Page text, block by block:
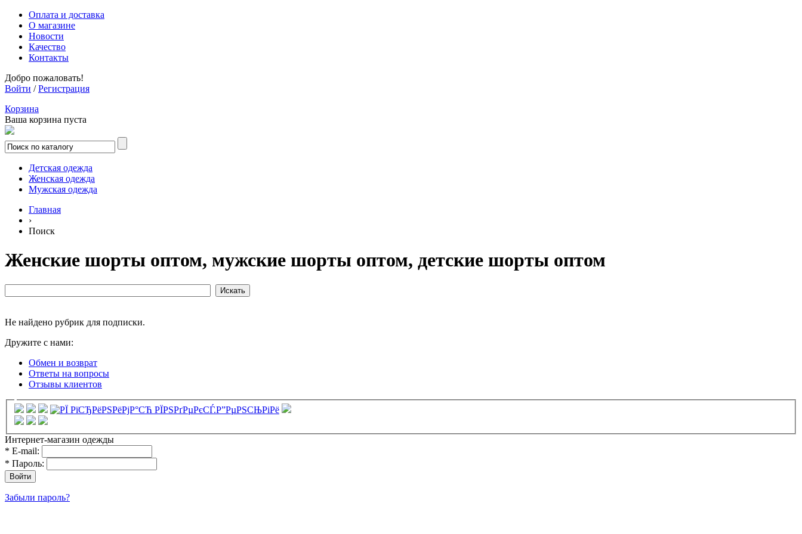
Оплата и доставка
О магазине
Новости
Качество
Контакты
Добро пожаловать!
Войти /Регистрация
Корзина
Ваша корзина пуста
Детская одежда
Женская одежда
Мужская одежда
Главная
›
Поиск
Женские шорты оптом, мужские шорты оптом, детские шорты оптом
Не найдено рубрик для подписки.
Дружите с нами:
Обмен и возврат
Ответы на вопросы
Отзывы клиентов
Интернет-магазин одежды
* E-mail:
* Пароль:
Забыли пароль?